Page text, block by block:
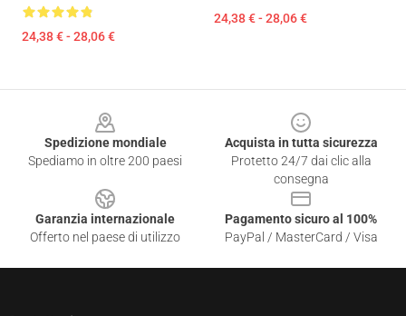
24,38 € - 28,06 €
24,38 € - 28,06 €
Spedizione mondiale
Spediamo in oltre 200 paesi
Acquista in tutta sicurezza
Protetto 24/7 dai clic alla
consegna
Garanzia internazionale
Offerto nel paese di utilizzo
Pagamento sicuro al 100%
PayPal / MasterCard / Visa